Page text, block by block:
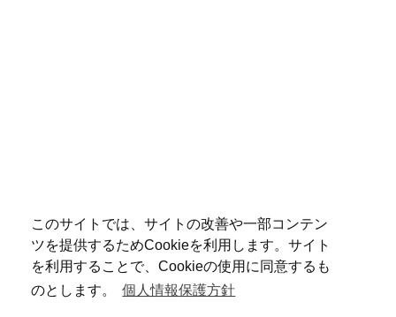
このサイトでは、サイトの改善や一部コンテン
ツを提供するためCookieを利用します。サイト
を利用することで、Cookieの使用に同意するも
のとします。
個人情報保護方針